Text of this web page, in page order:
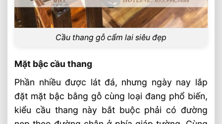
Cầu thang gỗ cẩm lai siêu đẹp
Mặt bậc cầu thang
Phần nhiều được lát đá, nhưng ngày nay lắp
đặt mặt bậc bằng gỗ cùng loại đang phổ biến,
kiểu cầu thang này bắt buộc phải có đường